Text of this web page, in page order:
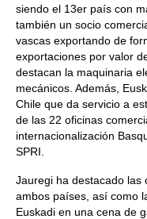
siendo el 13er país con
también un socio
vascas exportando de
exportaciones por valor
destacan la maquinaria
mecánicos. Además,
Chile que da servicio a
de las 22 oficinas
internacionalización
SPRI.
Jauregi ha destacado las
ambos países, así como
Euskadi en una cena de